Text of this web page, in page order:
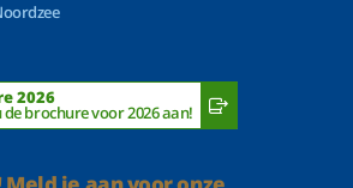
2026
de brochure voor 2026 aan!